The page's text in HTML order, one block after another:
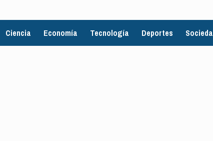
Ciencia Economía Tecnología Deportes